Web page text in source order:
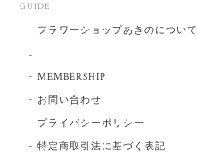
GUIDE
フラワーショップあきのについて
MEMBERSHIP
お問い合わせ
プライバシーポリシー
特定商取引法に基づく表記